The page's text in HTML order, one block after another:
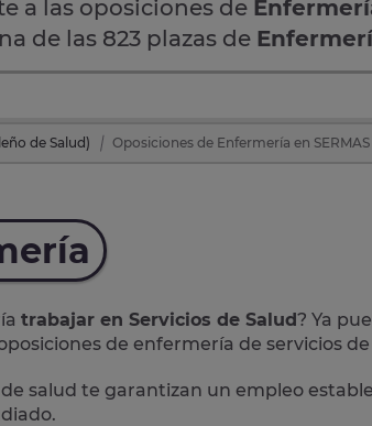
a las oposiciones de
de las 823 plazas de
de Salud) Oposiciones de Enfermería en
trabajar en Servicios de Salud? Ya
de enfermería de servicios
salud te garantizan un empleo